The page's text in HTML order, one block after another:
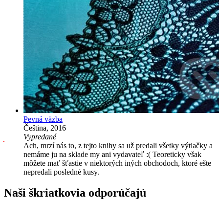
Pevná väzba
Čeština, 2016
Vypredané
Ach, mrzí nás to, z tejto knihy sa už predali všetky výtlačky a
nemáme ju na sklade my ani vydavateľ :( Teoreticky však
môžete mať šťastie v niektorých iných obchodoch, ktoré ešte
nepredali posledné kusy.
Naši škriatkovia odporúčajú